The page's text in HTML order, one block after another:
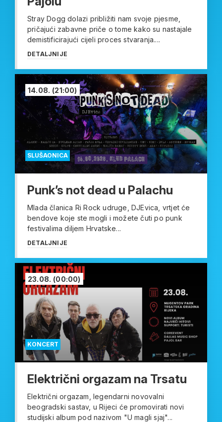
Stray Dogg dolazi približiti nam svoje pjesme,
pričajući zabavne priče o tome kako su nastajale
demistificirajući cijeli proces stvaranja....
DETALJNIJE
SLUŠAONICA
14.08. (21:00)
Punk’s not dead u Palachu
Mlada članica Ri Rock udruge, DJEvica, vrtjet će
bendove koje ste mogli i možete čuti po punk
festivalima diljem Hrvatske...
DETALJNIJE
KONCERT
23.08. (00:00)
Električni orgazam na Trsatu
Električni orgazam, legendarni novovalni
beogradski sastav, u Rijeci će promovirati novi
studijski album pod nazivom "U magli sjaj"...